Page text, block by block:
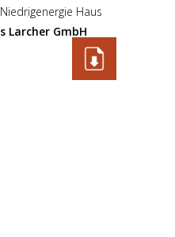
Haus
Larcher GmbH